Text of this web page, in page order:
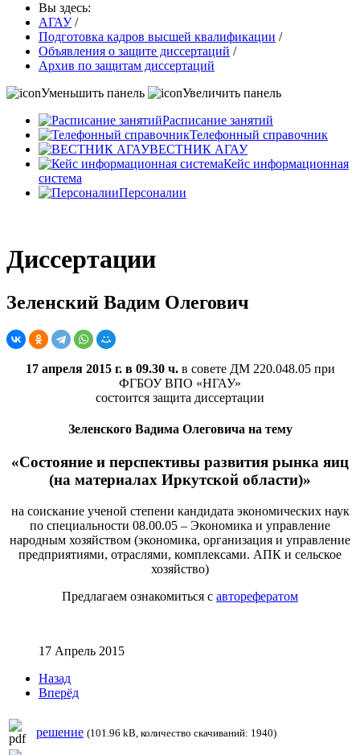
Вы здесь:
АГАУ /
Подготовка кадров высшей квалификации /
Объявления о защите диссертаций /
Архив по защитам диссертаций
Уменьшить панель
Увеличить панель
Расписание занятий
Телефонный справочник
ВЕСТНИК АГАУ
Кейс информационная
система
Персоналии
Диссертации
Зеленский Вадим Олегович
17 апреля 2015 г. в 09.30 ч.в совете ДМ 220.048.05 при
ФГБОУ ВПО «НГАУ»
состоится защита диссертации
Зеленского Вадима Олеговича на тему
«Состояние и перспективы развития рынка яиц
(на материалах Иркутской области)»
на соискание ученой степени кандидата экономических наук
по специальности 08.00.05 – Экономика и управление
народным хозяйством (экономика, организация и управление
предприятиями, отраслями, комплексами. АПК и сельское
хозяйство)
Предлагаем ознакомиться с авторефератом
17 Апрель 2015
Назад
Вперёд
решение (101.96 kB, количество скачиваний: 1940)